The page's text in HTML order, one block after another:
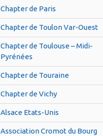
Chapter de Paris
Chapter de Toulon Var-Ouest
Chapter de Toulouse – Midi-
Pyrénées
Chapter de Touraine
Chapter de Vichy
Alsace Etats-Unis
Association Cromot du Bourg